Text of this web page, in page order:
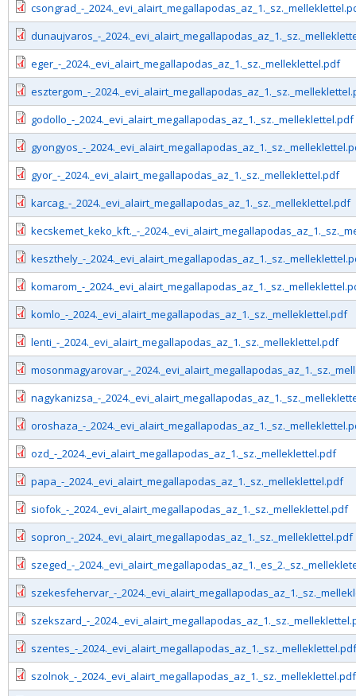
csongrad_-
dunaujvaros_-
eger_-_2024._evi_alairt_megallapodas_az_1._sz._melleklettel.pdf
esztergom_-
godollo_-_2024._evi_alairt_megallapodas_az_1._sz._melleklettel.pdf
gyongyos_-
gyor_-_2024._evi_alairt_megallapodas_az_1._sz._melleklettel.pdf
karcag_-_2024._evi_alairt_megallapodas_az_1._sz._melleklettel.pdf
kecskemet_keko_kft._-
keszthely_-
komarom_-
komlo_-_2024._evi_alairt_megallapodas_az_1._sz._melleklettel.pdf
lenti_-_2024._evi_alairt_megallapodas_az_1._sz._melleklettel.pdf
mosonmagyarovar_-
nagykanizsa_-
oroshaza_-
ozd_-_2024._evi_alairt_megallapodas_az_1._sz._melleklettel.pdf
papa_-_2024._evi_alairt_megallapodas_az_1._sz._melleklettel.pdf
siofok_-_2024._evi_alairt_megallapodas_az_1._sz._melleklettel.pdf
sopron_-_2024._evi_alairt_megallapodas_az_1._sz._melleklettel.pdf
szeged_-
szekesfehervar_-
szekszard_-
szentes_-_2024._evi_alairt_megallapodas_az_1._sz._melleklettel.pdf
szolnok_-_2024._evi_alairt_megallapodas_az_1._sz._melleklettel.pdf